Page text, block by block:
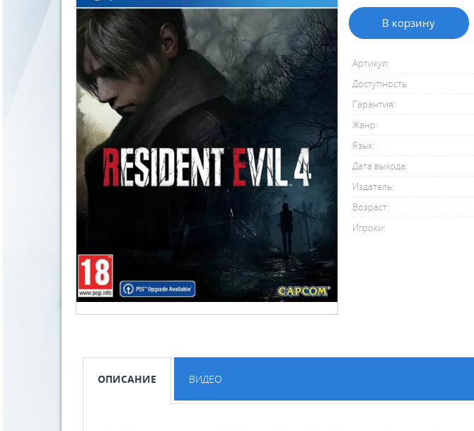
В корзину
Артикул:
Доступность
Гарантия:
Жанр:
Язык:
Дата выхода:
Издатель:
Возраст:
Игроки:
ОПИСАНИЕ ВИДЕО